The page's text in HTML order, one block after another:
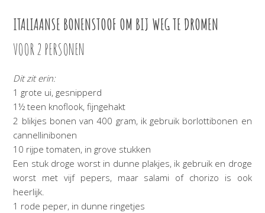
ITALIAANSE BONENSTOOF OM BIJ WEG TE DROMEN
VOOR 2 PERSONEN
Dit zit erin:
1 grote ui, gesnipperd
1½ teen knoflook, fijngehakt
2 blikjes bonen van 400 gram, ik gebruik borlottibonen en
cannellinibonen
10 rijpe tomaten, in grove stukken
Een stuk droge worst in dunne plakjes, ik gebruik en droge
worst met vijf pepers, maar salami of chorizo is ook
heerlijk.
1 rode peper, in dunne ringetjes